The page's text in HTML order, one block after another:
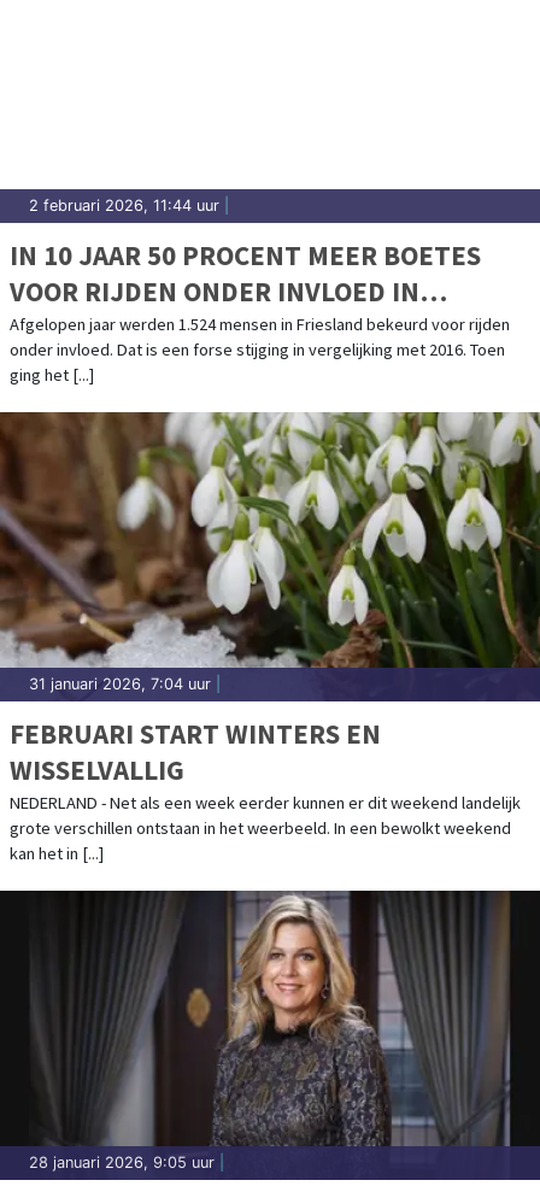
2 februari 2026, 11:44 uur
IN 10 JAAR 50 PROCENT MEER BOETES
VOOR RIJDEN ONDER INVLOED IN
FRIESLAND
Afgelopen jaar werden 1.524 mensen in Friesland bekeurd voor rijden
onder invloed. Dat is een forse stijging in vergelijking met 2016. Toen
ging het [...]
31 januari 2026, 7:04 uur
FEBRUARI START WINTERS EN
WISSELVALLIG
NEDERLAND - Net als een week eerder kunnen er dit weekend landelijk
grote verschillen ontstaan in het weerbeeld. In een bewolkt weekend
kan het in [...]
28 januari 2026, 9:05 uur